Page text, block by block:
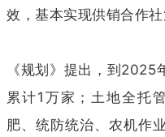
效，基本实现供销合作
《规划》提出，到2025
累计1万家；土地全托
肥、统防统治、农机作